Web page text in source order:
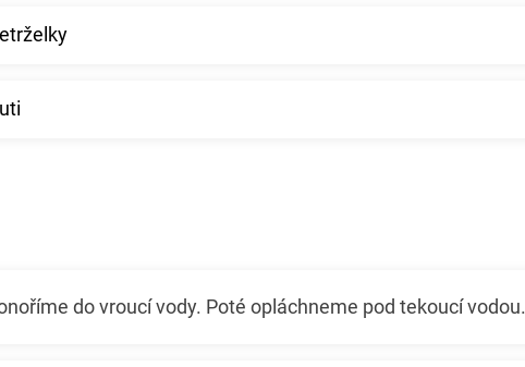
do vroucí vody. Poté opláchneme pod tekoucí vodou.